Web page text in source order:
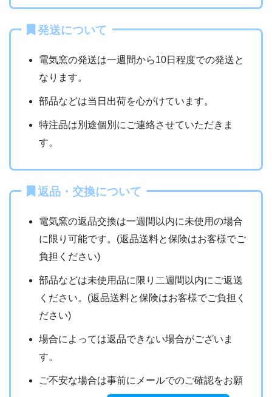
発送について
電気窯の発送は一週間から10日程度での発送と
なります。
部品などは当日出荷を心がけています。
特注品は別途個別にご連絡させていただきま
す。
返品・交換について
電気窯の返品交換は一週間以内に未使用の場合
に限り可能です。(返品送料と保険はお客様でご
負担ください)
部品などは未使用品に限り二週間以内にご返送
ください。(返品送料と保険はお客様でご負担く
ださい)
場合によっては返品できない場合がございま
す。
ご不安な場合は事前にメールでのご確認をお願